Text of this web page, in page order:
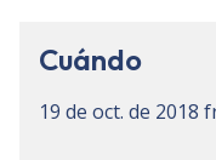
Cuándo
19 de oct. de 2018